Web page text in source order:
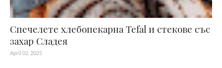
Спечелете хлебопекарна Tefal и стекове със
захар Сладея
April 02, 2025